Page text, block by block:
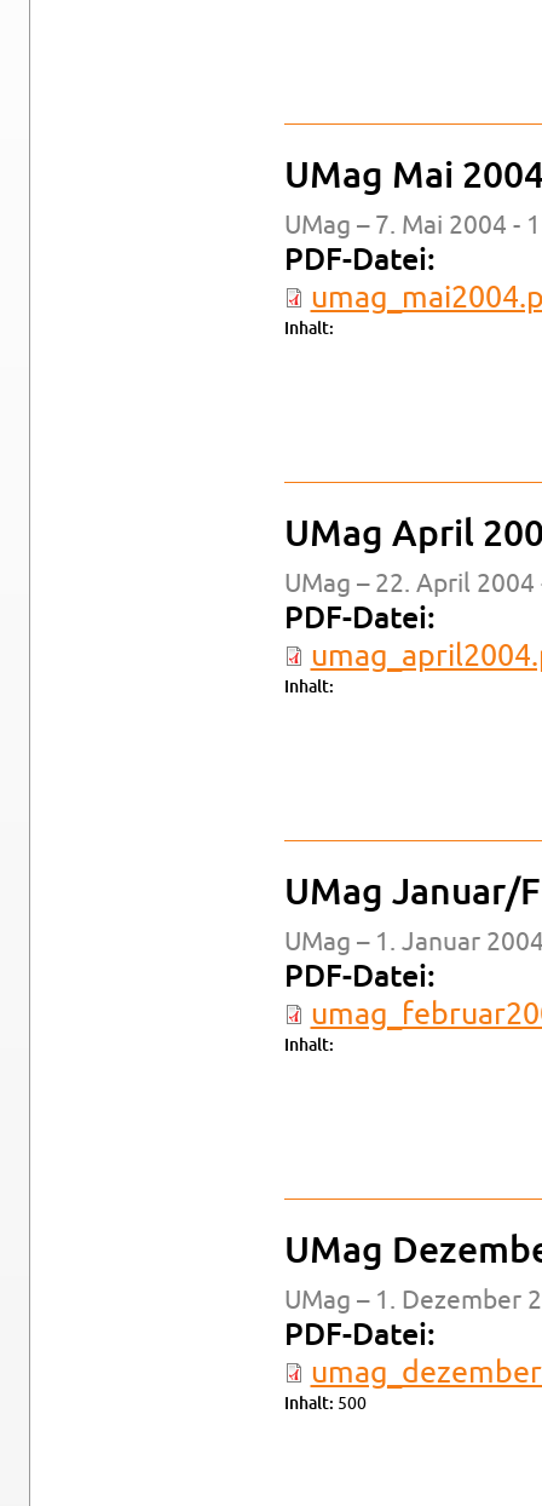
UMag Mai
UMag – 7. Mai 2004 -
PDF-Da­tei:
In­halt:
UMag April
UMag – 22. April 2004
PDF-Da­tei:
In­halt:
UMag Ja­nu­ar/
UMag – 1. Ja­nu­ar
PDF-Da­tei:
In­halt:
UMag
UMag – 1. De­zem­ber
PDF-Da­tei:
In­halt: 500